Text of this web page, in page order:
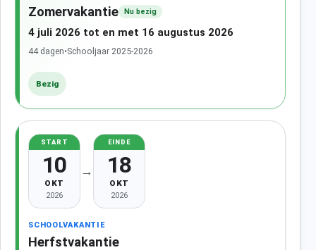
Zomervakantie Nu bezig
4 juli 2026 tot en met 16 augustus 2026
44 dagen•Schooljaar 2025-2026
Bezig
START
10
OKT
2026
→
EINDE
18
OKT
2026
SCHOOLVAKANTIE
Herfstvakantie